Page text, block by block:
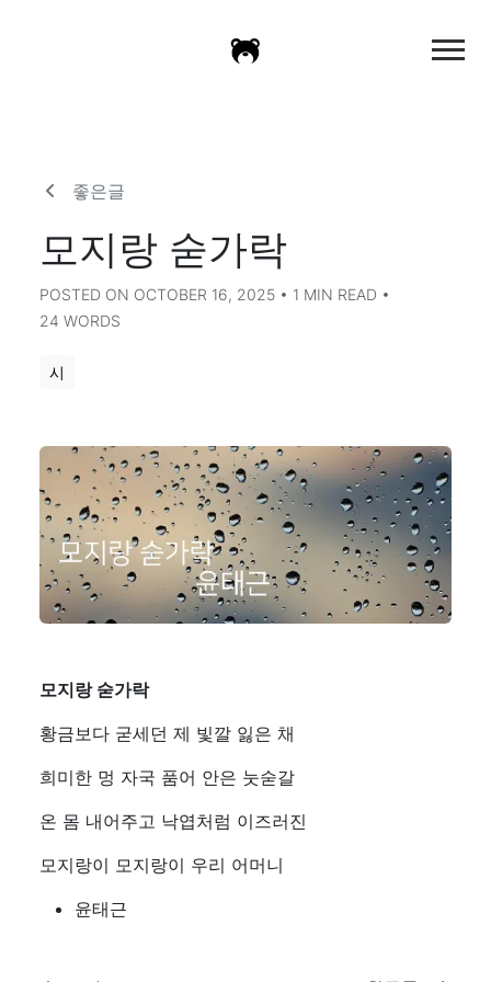
좋은글
모지랑 숟가락
POSTED ON OCTOBER 16, 2025 • 1 MIN READ •
24 WORDS
시
모지랑 숟가락
황금보다 굳세던 제 빛깔 잃은 채
희미한 멍 자국 품어 안은 눗숟갈
온 몸 내어주고 낙엽처럼 이즈러진
모지랑이 모지랑이 우리 어머니
윤태근